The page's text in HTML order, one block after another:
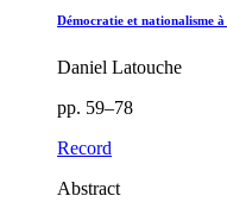
Démocratie et nationalisme
Daniel Latouche
pp. 59–78
Record
Abstract